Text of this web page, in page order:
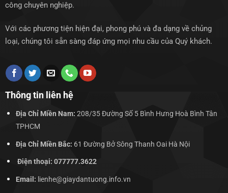
công chuyên nghiệp.
Với các phương tiện hiện đại, phong phú và đa dạng về chủng
loại, chúng tôi sẵn sàng đáp ứng mọi nhu cầu của Quý khách.
Thông tin liên hệ
Địa Chỉ Miền Nam: 208/35 Đường Số 5 Bình Hưng Hoà Bình Tân
TPHCM
Địa Chỉ Miền Bắc: 61 Đường Bở Sông Thanh Oai Hà Nội
Điện thoại: 077777.3622
Email: lienhe@giaydantuong.info.vn